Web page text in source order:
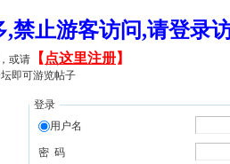
,禁止游客访问,请登
或请 【 点这里注册】
即可游览帖子
登录
用户名
密 码